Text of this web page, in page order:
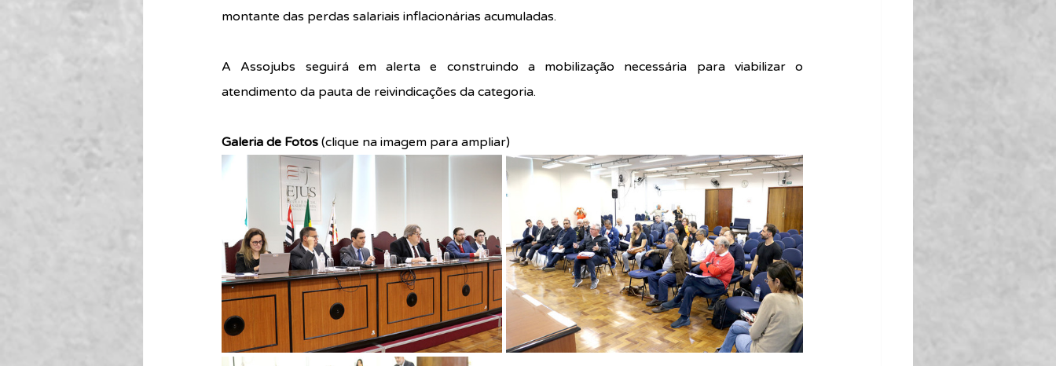
montante das perdas salariais inflacionárias acumuladas.
A Assojubs seguirá em alerta e construindo a mobilização necessária para viabilizar o
atendimento da pauta de reivindicações da categoria.
Galeria de Fotos (clique na imagem para ampliar)